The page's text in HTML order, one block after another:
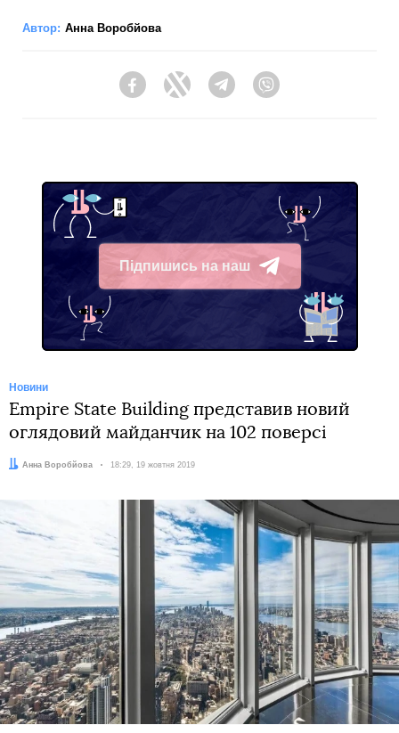
Автор: Анна Воробйова
FacebookTwitter Telegram
Підпишись на наш
Telegram
Новини
Empire State Building представив новий
оглядовий майданчик на 102 поверсі
Автор:
Анна Воробйова Дата:
18:29, 19 жовтня 2019